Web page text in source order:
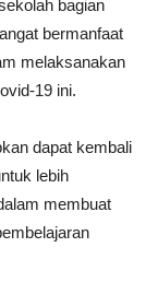
bagian
bermanfaat
melaksanakan
19 ini.
dapat kembali
lebih
membuat